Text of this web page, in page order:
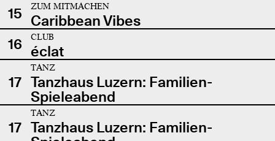
15
ZUM MITMACHEN
Caribbean Vibes
16
CLUB
éclat
17
TANZ
Tanzhaus Luzern: Familien-
Spieleabend
17
TANZ
Tanzhaus Luzern: Familien-